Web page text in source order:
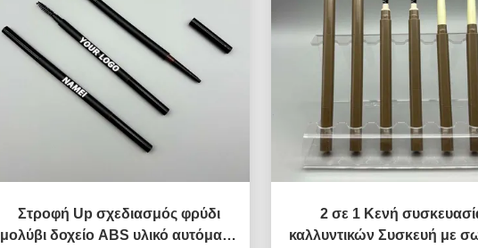
Στροφή Up σχεδιασμός φρύδι
μολύβι δοχείο ABS υλικό αυτόματο
2 σε 1 Κενή
καλλυντικών Συσκευή με